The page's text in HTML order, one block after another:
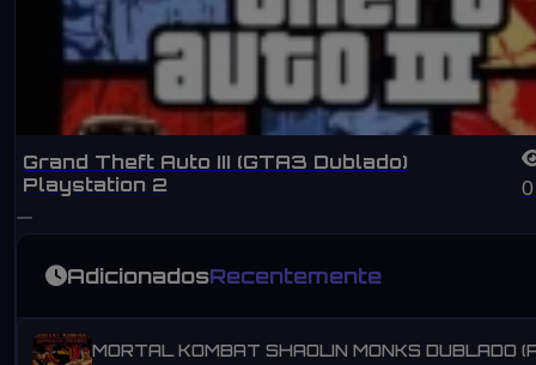
Grand Theft Auto III (GTA3 Dublado)
Playstation 2
0
AdicionadosRecentemente
MORTAL KOMBAT SHAOLIN MONKS DUBLADO